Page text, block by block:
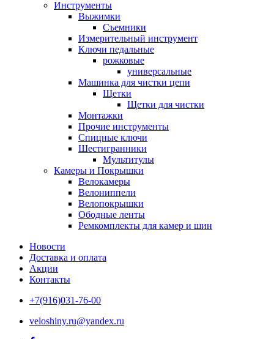
Инструменты
Выжимки
Съемники
Измерительный инструмент
Ключи педальные
рожковые
универсальные
Машинка для чистки цепи
Щетки
Щетки для чистки
Монтажки
Прочие инструменты
Спицные ключи
Шестигранники
Мультитулы
Камеры и Покрышки
Велокамеры
Велониппели
Велопокрышки
Ободные ленты
Ремкомплекты для камер и шин
Новости
Доставка и оплата
Акции
Контакты
+7(916)031-76-00
veloshiny.ru@yandex.ru